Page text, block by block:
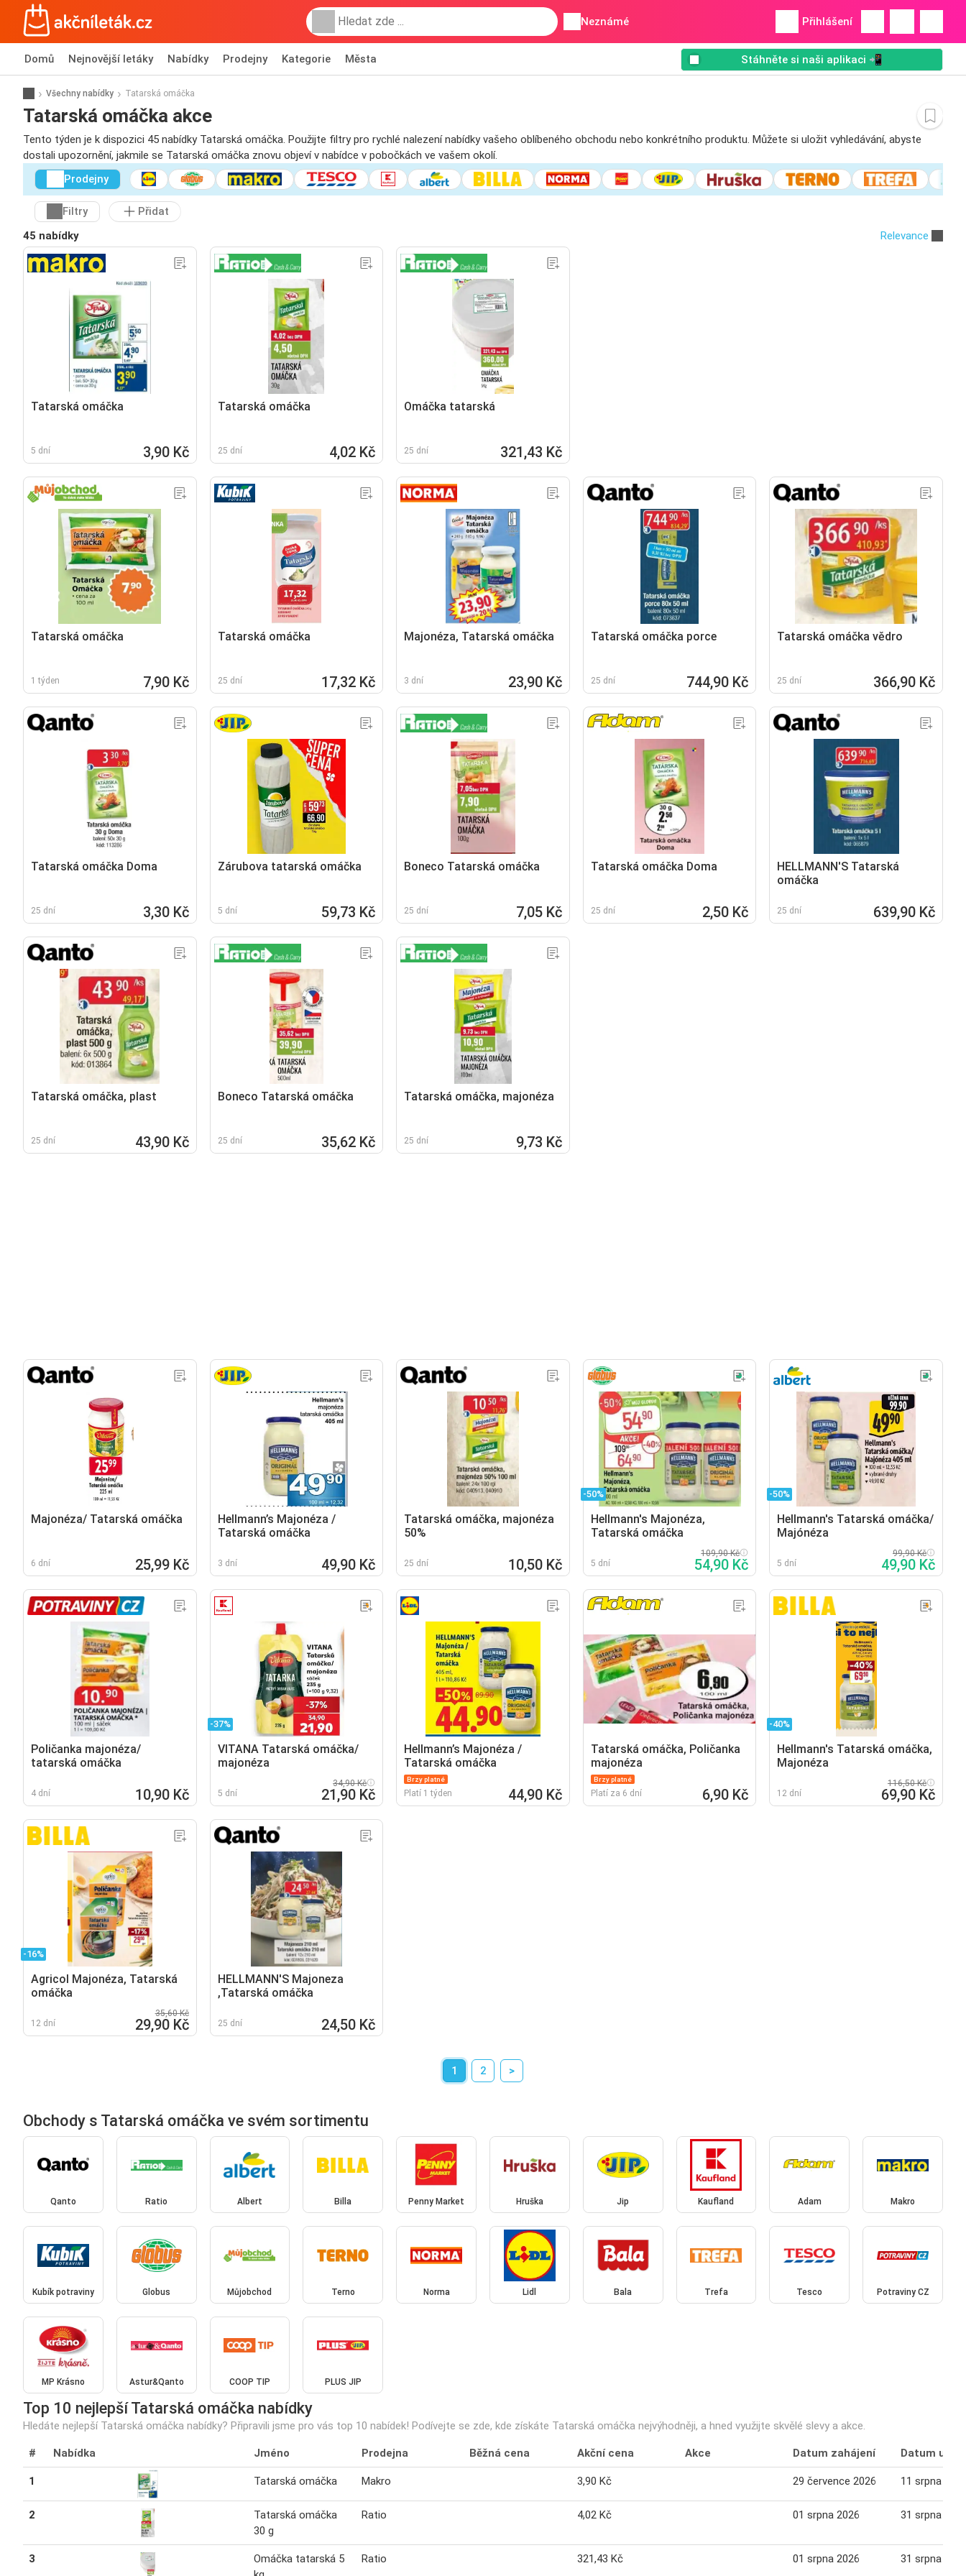
Neznámé Přihlášení
Domů Nejnovější letáky Nabídky Prodejny Kategorie Města Stáhněte si naši aplikaci 📲
Všechny nabídky Tatarská omáčka
Tatarská omáčka akce
Tento týden je k dispozici 45 nabídky Tatarská omáčka. Použijte filtry pro rychlé nalezení nabídky vašeho oblíbeného obchodu nebo konkrétního produktu. Můžete si uložit vyhledávání, abyste
dostali upozornění, jakmile se Tatarská omáčka znovu objeví v nabídce v pobočkách ve vašem okolí.
Prodejny
Filtry
Přidat
45 nabídky
Relevance
Tatarská omáčka
5 dní 3,90 Kč
Tatarská omáčka
25 dní 4,02 Kč
Omáčka tatarská
25 dní 321,43 Kč
Tatarská omáčka
1 týden 7,90 Kč
Tatarská omáčka
25 dní 17,32 Kč
Majonéza, Tatarská omáčka
3 dní 23,90 Kč
Tatarská omáčka porce
25 dní 744,90 Kč
Tatarská omáčka vědro
25 dní 366,90 Kč
Tatarská omáčka Doma
25 dní 3,30 Kč
Zárubova tatarská omáčka
5 dní 59,73 Kč
Boneco Tatarská omáčka
25 dní 7,05 Kč
Tatarská omáčka Doma
25 dní 2,50 Kč
HELLMANN'S Tatarská
omáčka
25 dní 639,90 Kč
Tatarská omáčka, plast
25 dní 43,90 Kč
Boneco Tatarská omáčka
25 dní 35,62 Kč
Tatarská omáčka, majonéza
25 dní 9,73 Kč
Majonéza/ Tatarská omáčka
6 dní 25,99 Kč
Hellmann’s Majonéza /
Tatarská omáčka
3 dní 49,90 Kč
Tatarská omáčka, majonéza
50%
25 dní 10,50 Kč
-50%
Hellmann's Majonéza,
Tatarská omáčka
5 dní
109,90 Kč
54,90 Kč
-50%
Hellmann's Tatarská omáčka/
Majónéza
5 dní
99,90 Kč
49,90 Kč
Poličanka majonéza/
tatarská omáčka
4 dní 10,90 Kč
-37%
VITANA Tatarská omáčka/
majonéza
5 dní
34,90 Kč
21,90 Kč
Hellmann’s Majonéza /
Tatarská omáčka
Brzy platné
Platí 1 týden 44,90 Kč
Tatarská omáčka, Poličanka
majonéza
Brzy platné
Platí za 6 dní 6,90 Kč
-40%
Hellmann's Tatarská omáčka,
Majonéza
12 dní
116,50 Kč
69,90 Kč
-16%
Agricol Majonéza, Tatarská
omáčka
12 dní
35,60 Kč
29,90 Kč
HELLMANN'S Majoneza
,Tatarská omáčka
25 dní 24,50 Kč
1 2 >
Obchody s Tatarská omáčka ve svém sortimentu
Qanto Ratio Albert Billa Penny Market Hruška Jip Kaufland Adam Makro
Kubík potraviny Globus Můjobchod Terno Norma Lidl Bala Trefa Tesco Potraviny CZ
MP Krásno Astur&Qanto COOP TIP PLUS JIP
Top 10 nejlepší Tatarská omáčka nabídky
Hledáte nejlepší Tatarská omáčka nabídky? Připravili jsme pro vás top 10 nabídek! Podívejte se zde, kde získáte Tatarská omáčka nejvýhodněji, a hned využijte skvělé slevy a akce.
# Nabídka Jméno Prodejna Běžná cena Akční cena Akce Datum zahájení Datum
1 Tatarská omáčka Makro 3,90 Kč 29 července 2026 11 srpna
2
Tatarská omáčka
30 g
Ratio 4,02 Kč 01 srpna 2026 31 srpna
3
Omáčka tatarská 5
Ratio 321,43 Kč 01 srpna 2026 31 srpna